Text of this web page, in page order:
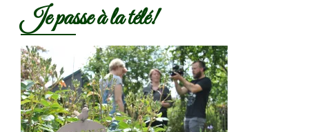
Je passe à la télé!